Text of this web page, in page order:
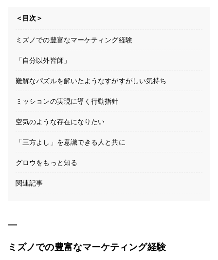
＜目次＞
ミズノでの豊富なマーケティング経験
「自分以外皆師」
難解なパズルを解いたようなすがすがしい気持ち
ミッションの実現に導く行動指針
空気のような存在になりたい
「三方よし」を意識できる人と共に
グロウをもっと知る
関連記事
ミズノでの豊富なマーケティング経験